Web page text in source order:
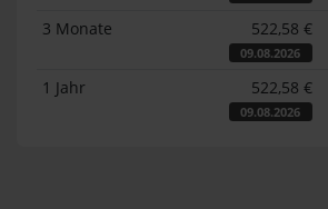
3 Monate 522,58 €
09.08.2026
1 Jahr 522,58 €
09.08.2026